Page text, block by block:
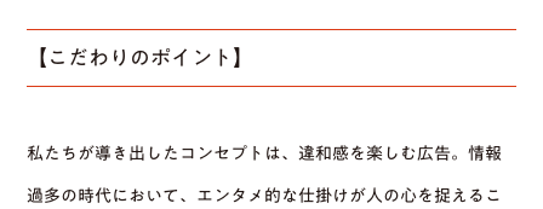
【こだわりのポイント】
私たちが導き出したコンセプトは、違和感を楽しむ広告。情報
過多の時代において、エンタメ的な仕掛けが人の心を捉えるこ